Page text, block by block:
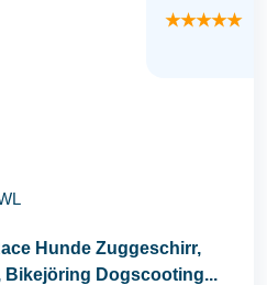
★★★★★
Hunde Zuggeschirr,
Bikejöring Dogscooting...